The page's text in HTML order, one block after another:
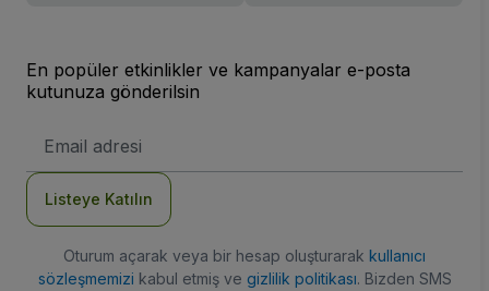
En popüler etkinlikler ve kampanyalar e-posta
kutunuza gönderilsin
posta
Listeye Katılın
Oturum açarak veya bir hesap oluşturarak kullanıcı
sözleşmemizi kabul etmiş ve gizlilik politikası. Bizden SMS